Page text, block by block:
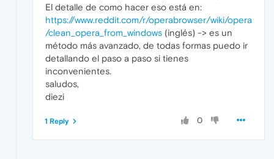
El detalle de como hacer eso está en:
https://www.reddit.com/r/operabrowser/wiki/opera
/clean_opera_from_windows (inglés) -> es un
método más avanzado, de todas formas puedo ir
detallando el paso a paso si tienes
inconvenientes.
saludos,
diezi
0
1 Reply